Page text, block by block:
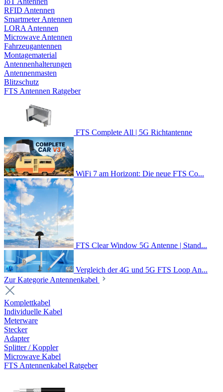
RFID Antennen
Smartmeter Antennen
LORA Antennen
Microwave Antennen
Fahrzeugantennen
Montagematerial
Antennenhalterungen
Antennenmasten
Blitzschutz
FTS Antennen Ratgeber
FTS Complete All | 5G Richtantenne
WiFi 7 am Horizont: Die neue FTS Co...
FTS Clear Window 5G Antenne | Stand...
Vergleich der 4G und 5G FTS Loop An...
Zur Kategorie Antennenkabel
Komplettkabel
Individuelle Kabel
Meterware
Stecker
Adapter
Splitter / Koppler
Microwave Kabel
FTS Antennenkabel Ratgeber